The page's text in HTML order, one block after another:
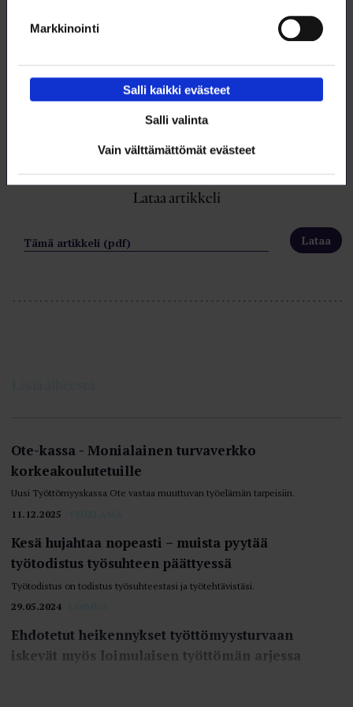
Markkinointi
Salli kaikki evästeet
Salli valinta
Vain välttämättömät evästeet
työttömyyskassaan nyt!
Lue lisää ja liity työttömyyskassaan:
loimu.fi/opiskelijaplus
Lataa artikkeli
Tämä artikkeli (pdf)
Ote-kassa - Monialainen turvaverkko
korkeakoulutetuille
Uusi Työttömyyskassa Ote vastaa muuttuvan työelämän tarpeisiin.
11.12.2025
Kesä hujahtaa nopeasti – muista pyytää
työtodistus työsuhteen päättyessä
Työtodistus on todistus työsuhteestasi ja työtehtävistäsi.
29.05.2024
Ehdotetut heikennykset työttömyysturvaan
iskevät myös loimulaisen työttömän arjessa